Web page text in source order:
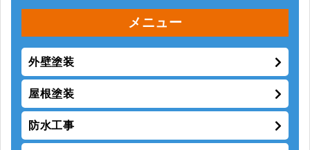
メニュー
外壁塗装
屋根塗装
防水工事